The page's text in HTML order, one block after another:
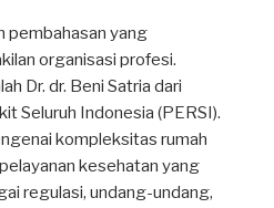
pembahasan yang
organisasi profesi.
Dr. dr. Beni Satria dari
Seluruh Indonesia (PERSI).
kompleksitas rumah
kesehatan yang
regulasi, undang-undang,